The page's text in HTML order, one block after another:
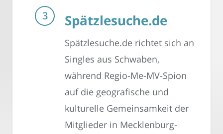
Spätzlesuche.de
Spätzlesuche.de richtet sich an
Singles aus Schwaben,
während Regio-Me-MV-Spion
auf die geografische und
kulturelle Gemeinsamkeit der
Mitglieder in Mecklenburg-